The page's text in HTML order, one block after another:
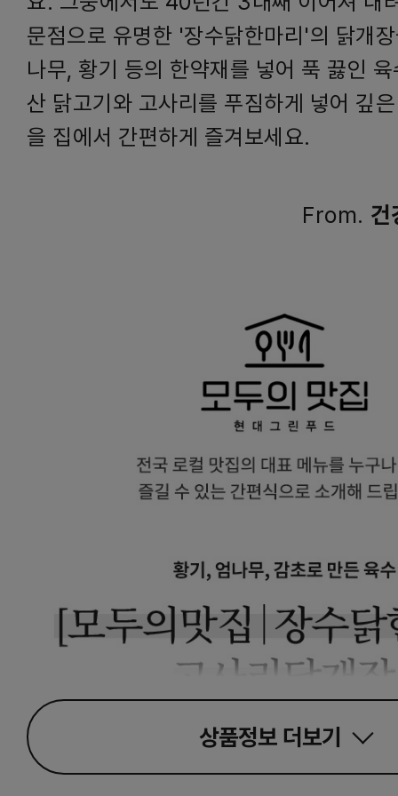
문점으로 유명한 '장수닭한마리'의 닭개
나무, 황기 등의 한약재를 넣어 푹 끓인
산 닭고기와 고사리를 푸짐하게 넣어 깊
을 집에서 간편하게 즐겨보세요.
From. 건
상품정보 더보기